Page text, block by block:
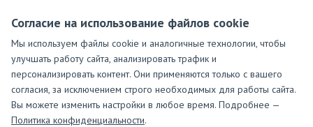
Согласие на использование файлов cookie
Мы используем файлы cookie и аналогичные технологии, чтобы
улучшать работу сайта, анализировать трафик и
персонализировать контент. Они применяются только с вашего
согласия, за исключением строго необходимых для работы сайта.
Вы можете изменить настройки в любое время. Подробнее —
Политика конфиденциальности.